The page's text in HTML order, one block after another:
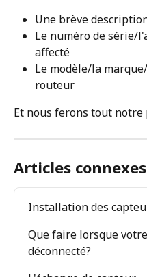
Une brève
Le numéro de série/
affecté
Le modèle/la
routeur
Et nous ferons tout
Articles connexes
Installation des
Que faire lorsque
déconnecté?